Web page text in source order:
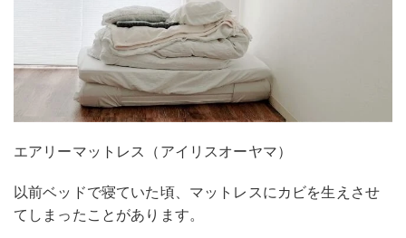
エアリーマットレス（アイリスオーヤマ）
以前ベッドで寝ていた頃、マットレスにカビを生えさせ
てしまったことがあります。